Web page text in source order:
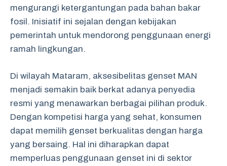
mengurangi ketergantungan pada bahan bakar
fosil. Inisiatif ini sejalan dengan kebijakan
pemerintah untuk mendorong penggunaan energi
ramah lingkungan.
Di wilayah Mataram, aksesibelitas genset MAN
menjadi semakin baik berkat adanya penyedia
resmi yang menawarkan berbagai pilihan produk.
Dengan kompetisi harga yang sehat, konsumen
dapat memilih genset berkualitas dengan harga
yang bersaing. Hal ini diharapkan dapat
memperluas penggunaan genset ini di sektor